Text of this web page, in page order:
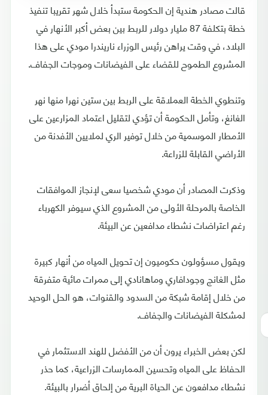
قالت مصادر هندية إن الحكومة ستبدأ خلال شهر تقريبا تنفيذ
خطة بتكلفة 87 مليار دولار للربط بين بعض أكبر الأنهار في
البلاد، في وقت يراهن رئيس الوزراء ناريندرا مودي على هذا
المشروع الطموح للقضاء على الفيضانات وموجات الجفاف.
وتنطوي الخطة العملاقة على الربط بين ستين نهرا منها نهر
الغانغ، وتأمل الحكومة أن تؤدي لتقليل اعتماد المزارعين على
الأمطار الموسمية من خلال توفير الري لملايين الأفدنة من
الأراضي القابلة للزراعة.
وذكرت المصادر أن مودي شخصيا سعى لإنجاز الموافقات
الخاصة بالمرحلة الأولى من المشروع الذي سيوفر الكهرباء
رغم اعتراضات نشطاء مدافعين عن البيئة.
ويقول مسؤولون حكوميون إن تحويل المياه من أنهار كبيرة
مثل الغانج وجودافاري وماهانادي إلى ممرات مائية متفرقة
من خلال إقامة شبكة من السدود والقنوات، هو الحل الوحيد
لمشكلة الفيضانات والجفاف.
لكن بعض الخبراء يرون أن من الأفضل للهند الاستثمار في
الحفاظ على المياه وتحسين الممارسات الزراعية، كما حذر
نشطاء مدافعون عن الحياة البرية من إلحاق أضرار بالبيئة.